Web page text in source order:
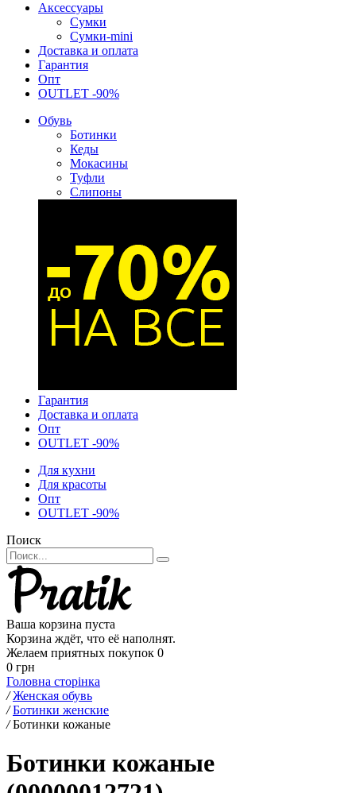
Аксессуары
Сумки
Сумки-mini
Доставка и оплата
Гарантия
Опт
OUTLET -90%
Обувь
Ботинки
Кеды
Мокасины
Туфли
Слипоны
Гарантия
Доставка и оплата
Опт
OUTLET -90%
Для кухни
Для красоты
Опт
OUTLET -90%
Поиск
Ваша корзина пуста
Корзина ждёт, что её наполнят.
Желаем приятных покупок 0
0 грн
Головна сторінка
/ Женская обувь
/ Ботинки женские
/ Ботинки кожаные
Ботинки кожаные